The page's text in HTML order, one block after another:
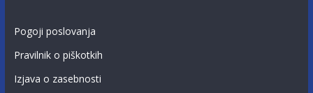
Pogoji poslovanja
Pravilnik o piškotkih
Izjava o zasebnosti